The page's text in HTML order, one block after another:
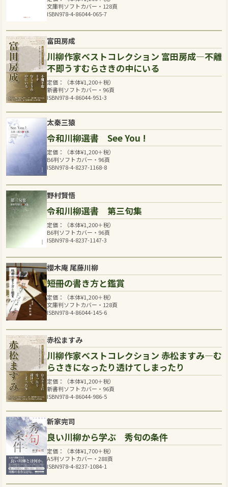
文庫判ソフトカバー・128頁
ISBN978-4-86044-065-7
富田房成
川柳作家ベストコレクション 富田房成―不離
不即うすむらさきの中にいる
定価：（本体¥1,200＋税）
新書判ソフトカバー・96頁
ISBN978-4-86044-951-3
太秦三猿
令和川柳選書 See You !
定価：（本体¥1,200＋税）
B6判ソフトカバー・96頁
ISBN978-4-8237-1168-8
野村賢悟
令和川柳選書 第三句集
定価：（本体¥1,200＋税）
B6判ソフトカバー・96頁
ISBN978-4-8237-1147-3
櫻木庵 尾藤川柳
短冊の書き方と鑑賞
定価：（本体¥1,200＋税）
文庫判ソフトカバー・128頁
ISBN978-4-86044-145-6
赤松ますみ
川柳作家ベストコレクション 赤松ますみ―む
らさきになったり透けてしまったり
定価：（本体¥1,200＋税）
新書判ソフトカバー・96頁
ISBN978-4-86044-986-5
新家完司
良い川柳から学ぶ 秀句の条件
定価：（本体¥1,700＋税）
A5判ソフトカバー・288頁
ISBN978-4-8237-1084-1